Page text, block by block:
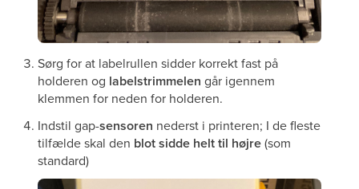
Sørg for at labelrullen sidder korrekt fast på
holderen og labelstrimmelen går igennem
klemmen for neden for holderen.
Indstil gap-sensoren nederst i printeren; I de fleste
tilfælde skal den blot sidde helt til højre(som
standard)